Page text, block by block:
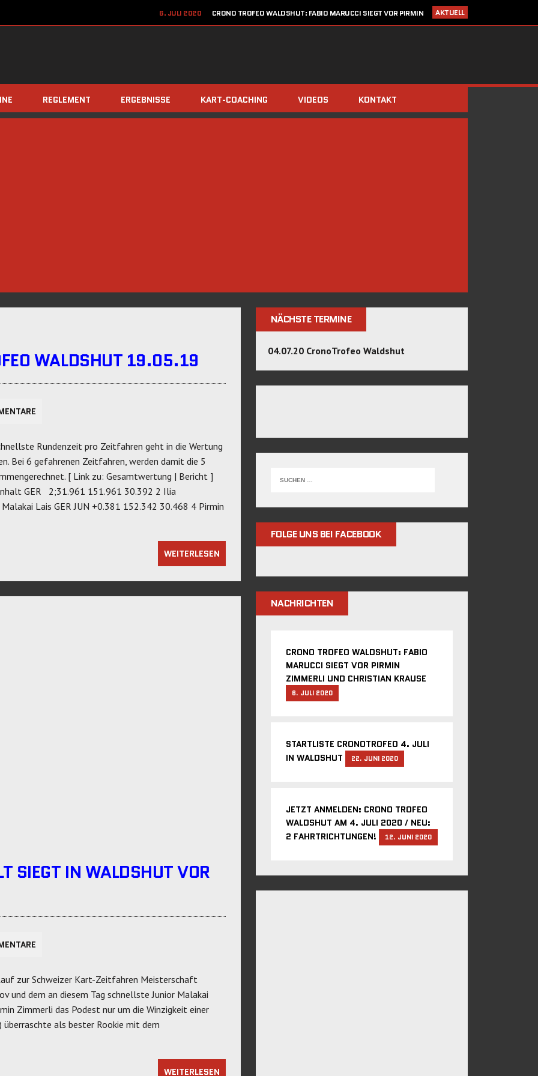
AKTUELL
6. JULI 2020
CRONO TROFEO WALDSHUT: FABIO MARUCCI SIEGT VOR PIRMIN
8. DEZEMBER 2019
TEAM ZIMMERBERG (ZIMMERLI/BERGER) UND DOMINIK STÖCKS DIE
BIATHLON-CHAMPIONS 2019
REGLEMENT ERGEBNISSE KART-COACHING VIDEOS KONTAKT
WALDSHUT 19.05.19
Rundenzeit pro Zeitfahren geht in die Wertung
Bei 6 gefahrenen Zeitfahren, werden damit die 5
[ Link zu: Gesamtwertung | Bericht ]
GER 2;31.961 151.961 30.392 2 Ilia
Lais GER JUN +0.381 152.342 30.468 4 Pirmin
WEITERLESEN
SIEGT IN WALDSHUT VOR
zur Schweizer Kart-Zeitfahren Meisterschaft
und dem an diesem Tag schnellste Junior Malakai
Zimmerli das Podest nur um die Winzigkeit einer
überraschte als bester Rookie mit dem
WEITERLESEN
NÄCHSTE TERMINE
04.07.20 CronoTrofeo Waldshut
FOLGE UNS BEI FACEBOOK
NACHRICHTEN
CRONO TROFEO WALDSHUT: FABIO
MARUCCI SIEGT VOR PIRMIN
ZIMMERLI UND CHRISTIAN KRAUSE
6. JULI 2020
STARTLISTE CRONOTROFEO 4. JULI
IN WALDSHUT
22. JUNI 2020
JETZT ANMELDEN: CRONO TROFEO
WALDSHUT AM 4. JULI 2020 / NEU:
2 FAHRTRICHTUNGEN!
12. JUNI 2020